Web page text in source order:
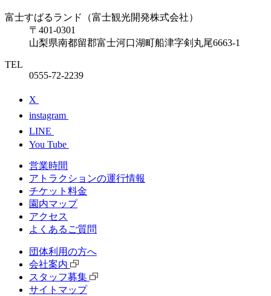
富士すばるランド（富士観光開発株式会社）
〒401-0301
山梨県南都留郡富士河口湖町船津字剣丸尾6663-1
TEL
0555-72-2239
X
instagram
LINE
You Tube
営業時間
アトラクションの運行情報
チケット料⾦
園内マップ
アクセス
よくあるご質問
団体利⽤の⽅へ
会社案内
スタッフ募集
サイトマップ